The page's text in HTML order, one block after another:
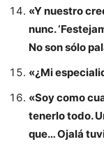
«Y nuestro
nunc.
No son sólo
«¿Mi
«Soy como
tenerlo todo.
que… Ojalá